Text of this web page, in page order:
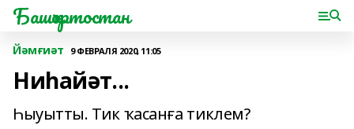
Башҡортостан
Йәмғиәт 9 ФЕВРАЛЯ 2020, 11:05
Ниһайәт...
Һыуытты. Тик ҡасанға тиклем?